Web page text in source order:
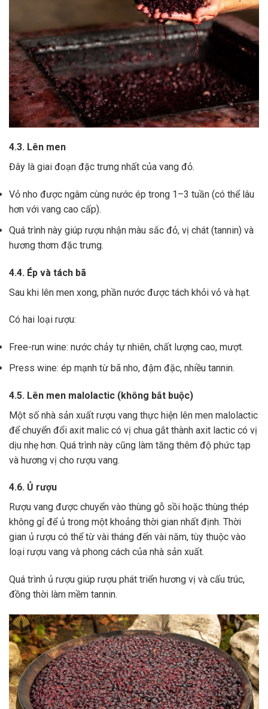
4.3. Lên men
Đây là giai đoạn đặc trưng nhất của vang đỏ.
Vỏ nho được ngâm cùng nước ép trong 1–3 tuần (có thể lâu
hơn với vang cao cấp).
Quá trình này giúp rượu nhận màu sắc đỏ, vị chát (tannin) và
hương thơm đặc trưng.
4.4. Ép và tách bã
Sau khi lên men xong, phần nước được tách khỏi vỏ và hạt.
Có hai loại rượu:
Free-run wine: nước chảy tự nhiên, chất lượng cao, mượt.
Press wine: ép mạnh từ bã nho, đậm đặc, nhiều tannin.
4.5. Lên men malolactic (không bắt buộc)
Một số nhà sản xuất rượu vang thực hiện lên men malolactic
để chuyển đổi axit malic có vị chua gắt thành axit lactic có vị
dịu nhẹ hơn. Quá trình này cũng làm tăng thêm độ phức tạp
và hương vị cho rượu vang.
4.6. Ủ rượu
Rượu vang được chuyển vào thùng gỗ sồi hoặc thùng thép
không gỉ để ủ trong một khoảng thời gian nhất định. Thời
gian ủ rượu có thể từ vài tháng đến vài năm, tùy thuộc vào
loại rượu vang và phong cách của nhà sản xuất.
Quá trình ủ rượu giúp rượu phát triển hương vị và cấu trúc,
đồng thời làm mềm tannin.